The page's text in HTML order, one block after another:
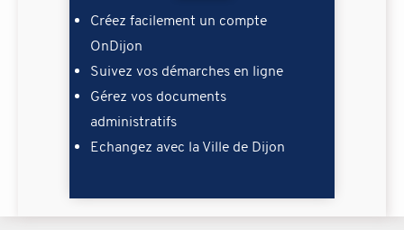
Créez facilement un compte
OnDijon
Suivez vos démarches en ligne
Gérez vos documents
administratifs
Echangez avec la Ville de Dijon